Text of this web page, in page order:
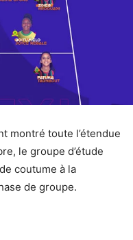
montré toute l’étendue
le groupe d’étude
coutume à la
de groupe.